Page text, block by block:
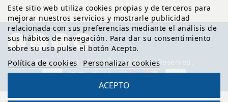
Este sitio web utiliza cookies propias y de terceros para
mejorar nuestros servicios y mostrarle publicidad
relacionada con sus preferencias mediante el análisis de
sus hábitos de navegación. Para dar su consentimiento
sobre su uso pulse el botón Acepto.
Política de cookies Personalizar cookies
ACEPTO
© Copyright 2026 BŌA. All Rights Reserved.